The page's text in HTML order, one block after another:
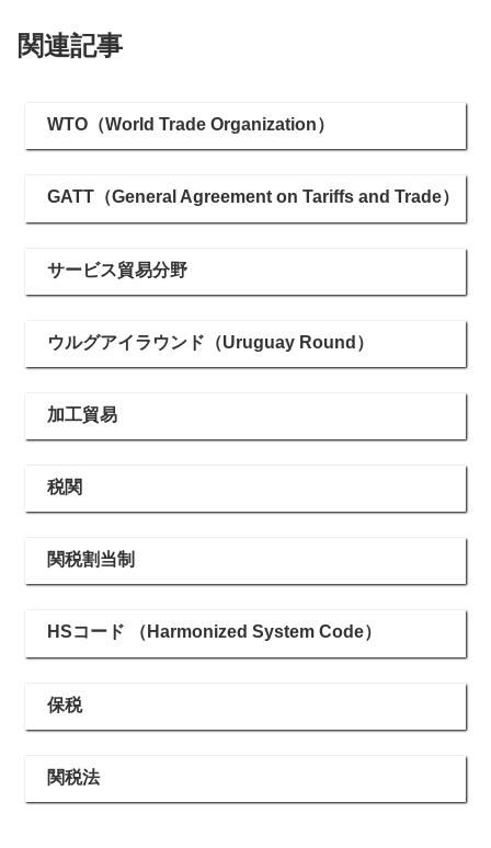
関連記事
WTO（World Trade Organization）
GATT（General Agreement on Tariffs and Trade）
サービス貿易分野
ウルグアイラウンド（Uruguay Round）
加工貿易
税関
関税割当制
HSコード （Harmonized System Code）
保税
関税法